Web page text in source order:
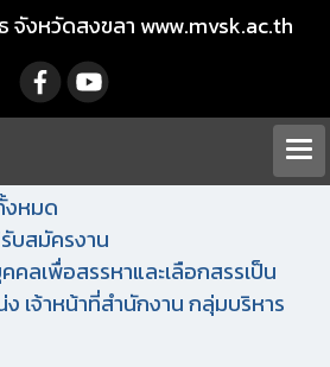
จังหวัดสงขลา www.mvsk.ac.th
งหมด
บสมัครงาน
คลเพื่อสรรหาและเลือกสรรเป็น
เจ้าหน้าที่สำนักงาน กลุ่มบริหาร